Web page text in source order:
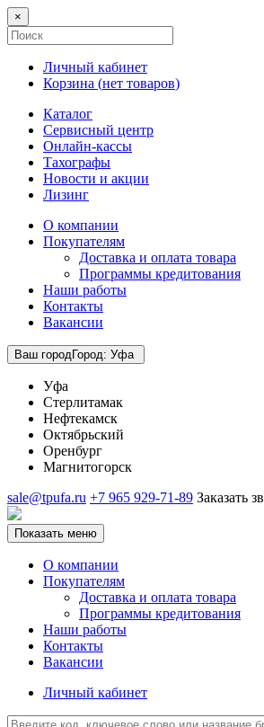
×
Личный кабинет
Корзина (нет товаров)
Каталог
Сервисный центр
Онлайн-кассы
Тахографы
Новости и акции
Лизинг
О компании
Покупателям
Доставка и оплата товара
Программы кредитования
Наши работы
Контакты
Вакансии
Ваш городГород: Уфа
Уфа
Стерлитамак
Нефтекамск
Октябрьский
Оренбург
Магнитогорск
sale@tpufa.ru +7 965 929-71-89 Заказать
Показать меню
О компании
Покупателям
Доставка и оплата товара
Программы кредитования
Наши работы
Контакты
Вакансии
Личный кабинет